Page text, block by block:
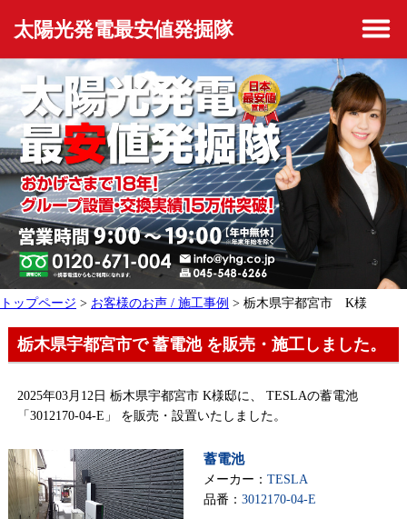
太陽光発電最安値発掘隊
トップページ > お客様のお声 / 施工事例 > 栃木県宇都宮市 K様
栃木県宇都宮市で 蓄電池 を販売・施工しました。
2025年03月12日 栃木県宇都宮市 K様邸に、 TESLAの蓄電池
「3012170-04-E」 を販売・設置いたしました。
蓄電池
メーカー： TESLA
品番： 3012170-04-E